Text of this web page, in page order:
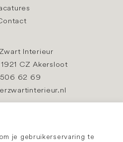
je gebruikerservaring te
Interieur
CZ Akersloot
62 69